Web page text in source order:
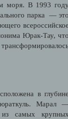
моря. В 1993
парка
—
Юрак-Тау,
в
Марал
самых